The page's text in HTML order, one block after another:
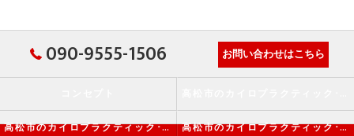
090-9555-1506 お問い合わせはこちら
高松市のカイロプラクティック･か・から～ず施術院の評判 高松市のカイロプラクティック･か・から～ず施術院のお客様の声